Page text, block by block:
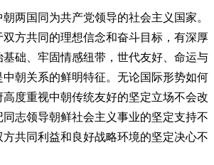
两国同为共产党领导的社会主义国家。
方共同的理想信念和奋斗目标，有深厚
基础、牢固情感纽带，世代友好、命运与
朝关系的鲜明特征。无论国际形势如何
度重视中朝传统友好的坚定立场不会改
志领导朝鲜社会主义事业的坚定支持不
共同利益和良好战略环境的坚定决心不